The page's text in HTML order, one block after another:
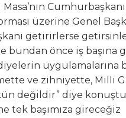
üzerine Genel
getirirlerse
bundan önce iş başına
uygulamalarına
ve zihniyette, Milli
değildir” diye
tek başımıza gireceğiz